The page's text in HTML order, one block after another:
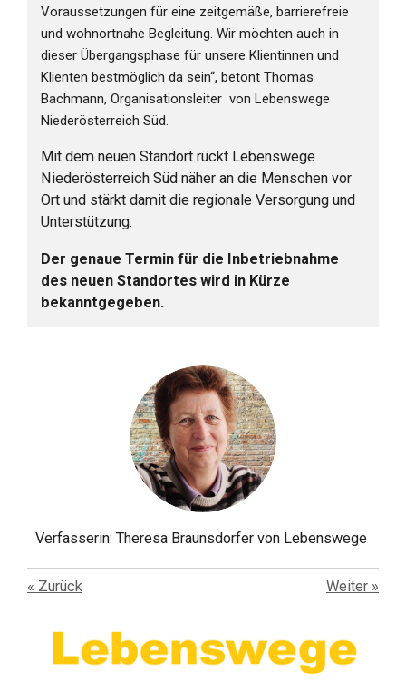
Voraussetzungen für eine zeitgemäße, barrierefreie
und wohnortnahe Begleitung. Wir möchten auch in
dieser Übergangsphase für unsere Klientinnen und
Klienten bestmöglich da sein“, betont Thomas
Bachmann, Organisationsleiter von Lebenswege
Niederösterreich Süd.
Mit dem neuen Standort rückt Lebenswege
Niederösterreich Süd näher an die Menschen vor
Ort und stärkt damit die regionale Versorgung und
Unterstützung.
Der genaue Termin für die Inbetriebnahme
des neuen Standortes wird in Kürze
bekanntgegeben.
Verfasserin: Theresa Braunsdorfer von Lebenswege
« Zurück Weiter »